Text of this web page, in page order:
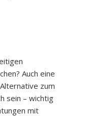
Auch eine
zum
sein – wichtig
mit